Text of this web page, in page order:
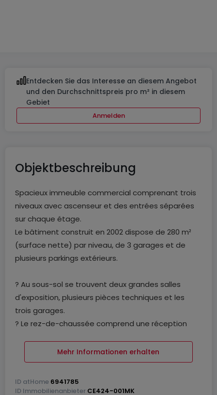
Entdecken Sie das Interesse an diesem Angebot
und den Durchschnittspreis pro m² in diesem
Gebiet
Anmelden
Objektbeschreibung
Spacieux immeuble commercial comprenant trois
niveaux avec ascenseur et des entrées séparées
sur chaque étage.
Le bâtiment construit en 2002 dispose de 280 m²
(surface nette) par niveau, de 3 garages et de
plusieurs parkings extérieurs.
? Au sous-sol se trouvent deux grandes salles
d'exposition, plusieurs pièces techniques et les
trois garages.
? Le rez-de-chaussée comprend une réception
spacieux bureaux, un débarras, un WC séparé et
une cuisine équipée avec accès à la terrasse
? Le premier étage est complètement ouvert et
Mehr Informationen erhalten
ID atHome 6941785
ID Immobilienanbieter CE424-001MK